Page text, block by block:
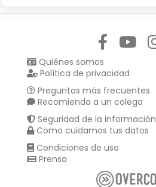
Quiénes somos
Política de privacidad
Preguntas más frecuentes
Recomienda a un colega
Seguridad de la información
Como cuidamos tus datos
Condiciones de uso
Prensa